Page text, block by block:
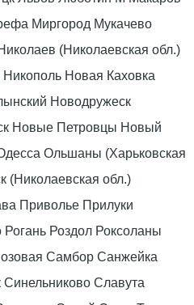
Миргород Мукачево
(Николаевская обл.)
Новая Каховка
Новодружеск
Новые Петровцы Новый
Ольшаны (Харьковская
(Николаевская обл.)
Приволье Прилуки
Роздол Роксоланы
Самбор Санжейка
Славута